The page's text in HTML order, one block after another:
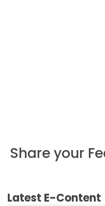
Share your
Latest E-Content